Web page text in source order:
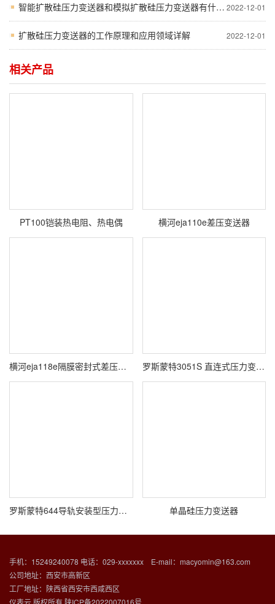
2022-12-01
智能扩散硅压力变送器和模拟扩散硅压力变送器有什么区别？
2022-12-01
扩散硅压力变送器的工作原理和应用领域详解
相关产品
PT100铠装热电阻、热电偶 横河eja110e差压变送器
横河eja118e隔膜密封式差压变送器 罗斯蒙特3051S 直连式压力变送器
罗斯蒙特644导轨安装型压力变送器 单晶硅压力变送器
手机：15249240078 电话：029-xxxxxxx E-mail：macyomin@163.com
公司地址：西安市高新区
工厂地址：陕西省西安市西咸西区
仪表云 版权所有陕ICP备2022007016号